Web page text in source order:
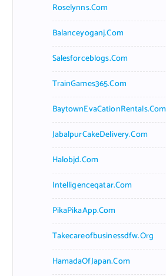
Roselynns.com
Balanceyoganj.com
Salesforceblogs.com
TrainGames365.com
BaytownEvaCationRentals.com
JabalpurCakeDelivery.com
Halobjd.com
Intelligenceqatar.com
PikaPikaApp.com
Takecareofbusinessdfw.org
HamadaOfJapan.com